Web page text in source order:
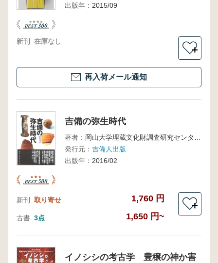
出版年： 2015/09
新刊 在庫なし
＋
再入荷メール通知
吉備の弥生時代
著者：
岡山大学埋蔵文化財調査研究センター 編
発行元： 吉備人出版
出版年： 2016/02
新刊 取り寄せ 1,760 円
古書 3点 1,650 円~
＋
イノシシの考古学 豊穣の神か害